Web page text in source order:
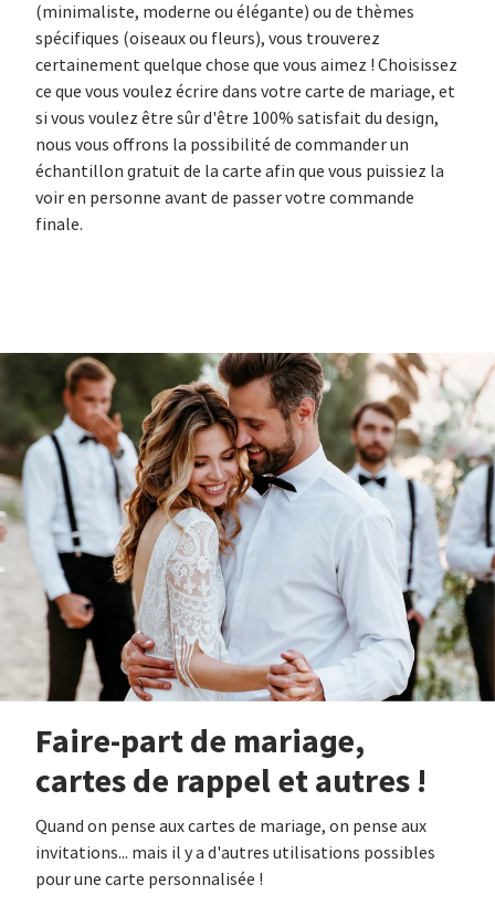
(minimaliste, moderne ou élégante) ou de thèmes
spécifiques (oiseaux ou fleurs), vous trouverez
certainement quelque chose que vous aimez ! Choisissez
ce que vous voulez écrire dans votre carte de mariage, et
si vous voulez être sûr d'être 100% satisfait du design,
nous vous offrons la possibilité de commander un
échantillon gratuit de la carte afin que vous puissiez la
voir en personne avant de passer votre commande
finale.
Faire-part de mariage,
cartes de rappel et autres !
Quand on pense aux cartes de mariage, on pense aux
invitations... mais il y a d'autres utilisations possibles
pour une carte personnalisée !